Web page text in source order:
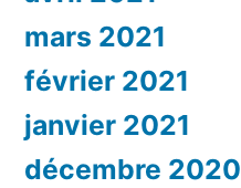
mars 2021
février 2021
janvier 2021
décembre 2020